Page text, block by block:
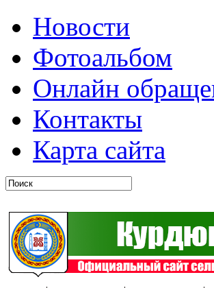
Новости
Фотоальбом
Онлайн
Контакты
Карта сайта